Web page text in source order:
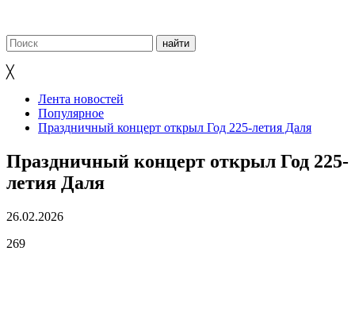
╳
Лента новостей
Популярное
Праздничный концерт открыл Год 225-летия Даля
Праздничный концерт открыл Год 225-
летия Даля
26.02.2026
269